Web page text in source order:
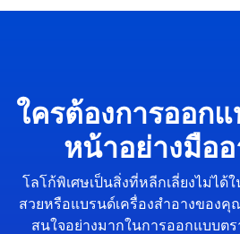
ใครต้องการออก
หน้าอย่างมือ
โลโก้พิเศษเป็นสิ่งที่หลีกเลี่ยงไม่ได้
สวยหรือแบรนด์เครื่องสำอางของ
สนใจอย่างมากในการออกแบบ